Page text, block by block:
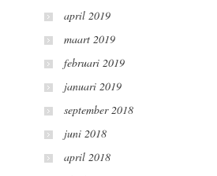
april 2019
maart 2019
februari 2019
januari 2019
september 2018
juni 2018
april 2018